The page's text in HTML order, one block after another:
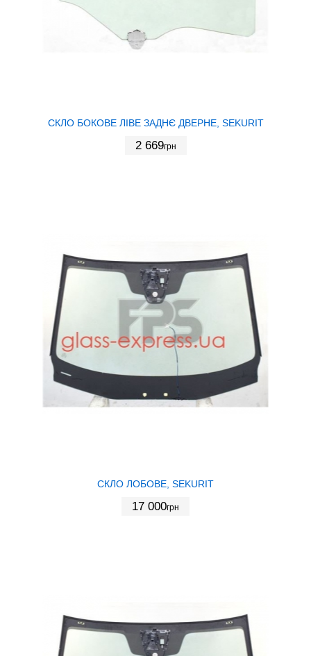
СКЛО БОКОВЕ ЛІВЕ ЗАДНЄ ДВЕРНЕ, SEKURIT
2 669грн
СКЛО ЛОБОВЕ, SEKURIT
17 000грн